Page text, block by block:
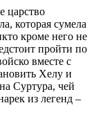
царство
которая сумела
кроме него не
пройти по
вместе с
Хелу и
Суртура, чей
из легенд –